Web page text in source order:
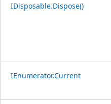
IDisposable.Dispose()
IEnumerator.Current